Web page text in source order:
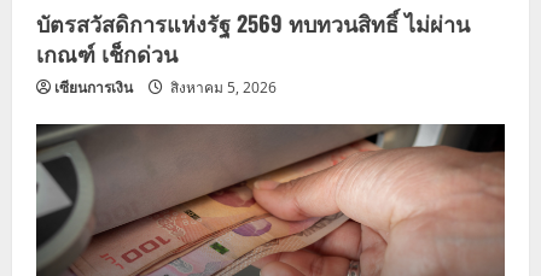
บัตรสวัสดิการแห่งรัฐ 2569 ทบทวนสิทธิ์ ไม่ผ่าน
เกณฑ์ เช็กด่วน
เซียนการเงิน สิงหาคม 5, 2026